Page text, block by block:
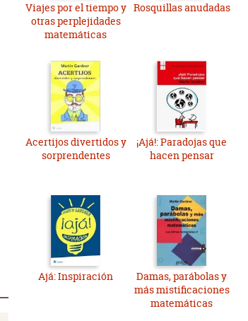
Viajes por el tiempo y
otras perplejidades
matemáticas
Rosquillas anudadas
Acertijos divertidos y
sorprendentes
¡Ajá!: Paradojas que
hacen pensar
Ajá: Inspiración
Damas, parábolas y
más mistificaciones
matemáticas